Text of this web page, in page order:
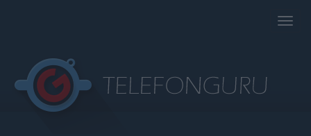
Toggle